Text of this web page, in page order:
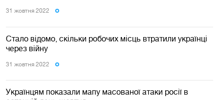
31 жовтня 2022
Стало відомо, скільки робочих місць втратили українці
через війну
31 жовтня 2022
Українцям показали мапу масованої атаки росії в